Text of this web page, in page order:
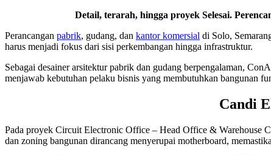
Detail, terarah, hingga proyek Selesai.
Perancangan pabrik, gudang, dan kantor komersial di Solo,
harus menjadi fokus dari sisi perkembangan hingga infrastruktur.
Sebagai desainer arsitektur pabrik dan gudang berpengalaman,
menjawab kebutuhan pelaku bisnis yang membutuhkan bangunan
Candi
Pada proyek Circuit Electronic Office – Head Office & Warehouse
dan zoning bangunan dirancang menyerupai motherboard,